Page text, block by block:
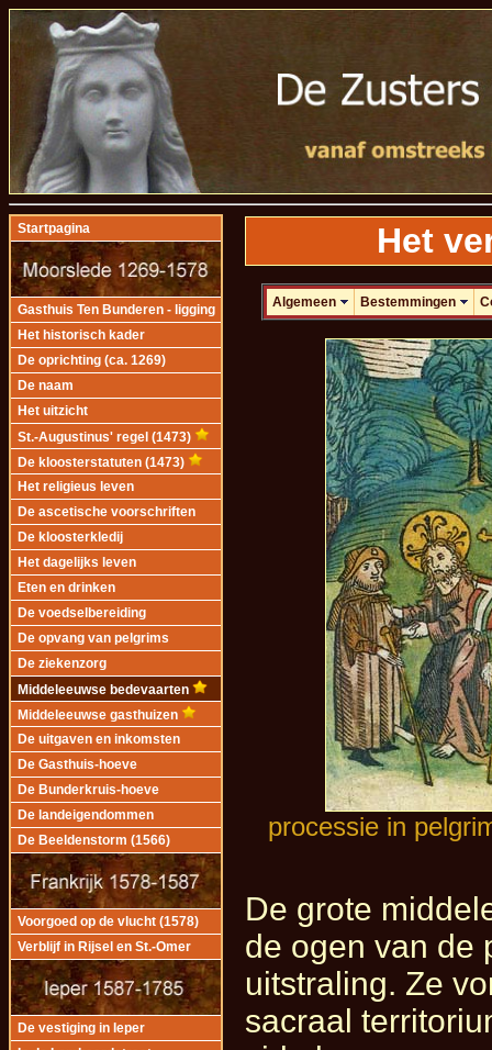
Startpagina
Gasthuis Ten Bunderen - ligging
Het historisch kader
De oprichting (ca. 1269)
De naam
Het uitzicht
St.-Augustinus' regel (1473)
De kloosterstatuten (1473)
Het religieus leven
De ascetische voorschriften
De kloosterkledij
Het dagelijks leven
Eten en drinken
De voedselbereiding
De opvang van pelgrims
De ziekenzorg
Middeleeuwse bedevaarten
Middeleeuwse gasthuizen
De uitgaven en inkomsten
De Gasthuis-hoeve
De Bunderkruis-hoeve
De landeigendommen
De Beeldenstorm (1566)
Voorgoed op de vlucht (1578)
Verblijf in Rijsel en St.-Omer
De vestiging in Ieper
Het
Algemeen Bestemmingen
processie in
De grote
de ogen van de
uitstraling. Ze
sacraal